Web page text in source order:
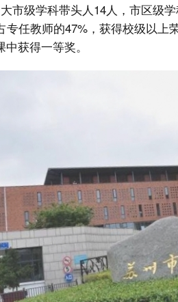
市级学科带头人14人，市区级
专任教师的47%，获得校级以
获得一等奖。